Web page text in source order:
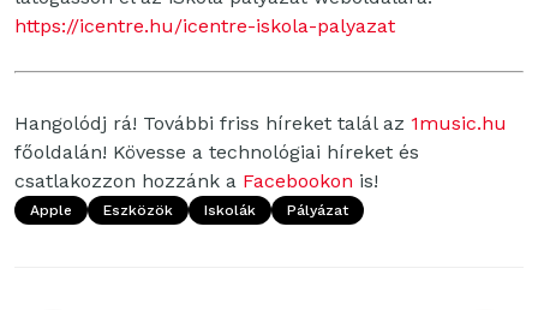
https://icentre.hu/icentre-iskola-palyazat
Hangolódj rá! További friss híreket talál az 1music.hu
főoldalán! Kövesse a technológiai híreket és
csatlakozzon hozzánk a Facebookon is!
Apple Eszközök Iskolák Pályázat